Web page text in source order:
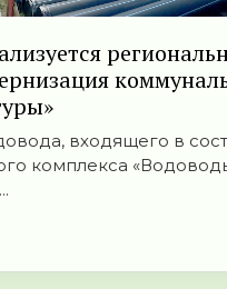
входящего в
комплекса